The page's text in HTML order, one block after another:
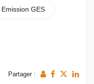
Emission GES
Partager :